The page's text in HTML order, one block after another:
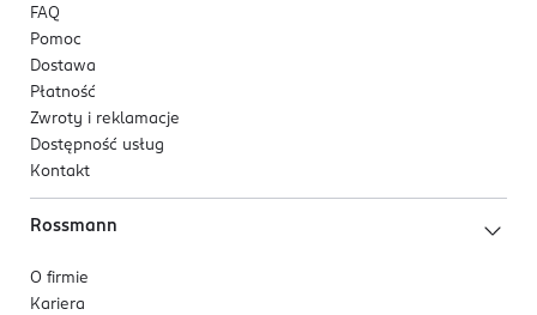
FAQ
Pomoc
Dostawa
Płatność
Zwroty i reklamacje
Dostępność usług
Kontakt
Rossmann
O firmie
Kariera